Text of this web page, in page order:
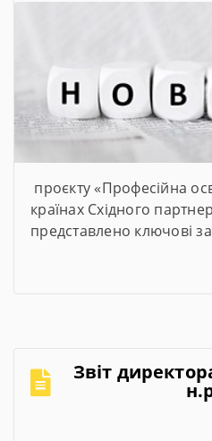
проєкту «Професійна
країнах Східного
представлено ключові
Звіт